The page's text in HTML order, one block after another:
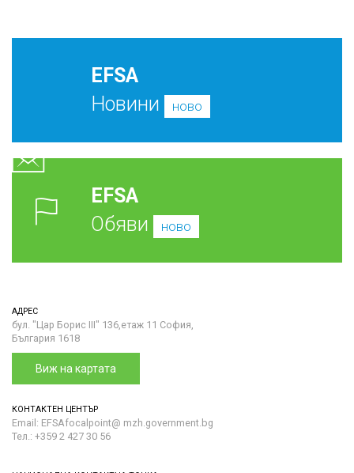
EFSA
Новини
ново
EFSA
Обяви
ново
АДРЕС
бул. "Цар Борис III" 136,етаж 11 София,
България 1618
Виж на картата
КОНТАКТЕН ЦЕНТЪР
Email: EFSAfocalpoint@ mzh.government.bg
Тел.: +359 2 427 30 56